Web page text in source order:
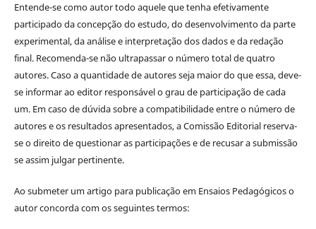
Entende-se como autor todo aquele que tenha efetivamente
participado da concepção do estudo, do desenvolvimento da parte
experimental, da análise e interpretação dos dados e da redação
final. Recomenda-se não ultrapassar o número total de quatro
autores. Caso a quantidade de autores seja maior do que essa, deve-
se informar ao editor responsável o grau de participação de cada
um. Em caso de dúvida sobre a compatibilidade entre o número de
autores e os resultados apresentados, a Comissão Editorial reserva-
se o direito de questionar as participações e de recusar a submissão
se assim julgar pertinente.
Ao submeter um artigo para publicação em Ensaios Pedagógicos o
autor concorda com os seguintes termos: